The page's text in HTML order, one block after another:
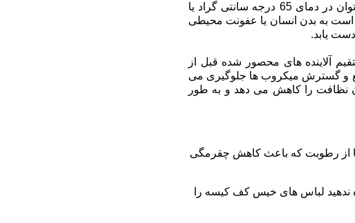
کیسه های لباس های محلول در آب که برای درمان پزشکی استفاده می شوند را می توان در دمای 65 درجه سانتی گراد یا
است به بدن انسان یا عفونت محیطی
یابد.
آلاینده های محصور شده قبل از
و گسترش میکروب ها جلوگیری می
نظافت را کاهش می دهد و به طور
از رطوبت که باعث کاهش چقرمگی
ندهید لباس های خیس کف کیسه را